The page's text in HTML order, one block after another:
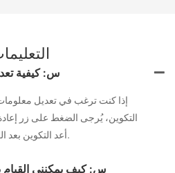
س: كيفية
إذا كنت ترغب في تعديل معلومات
أعد التكوين بعد العودة إلى إعدادات المصنع.
س: كيف يمكنني القيام